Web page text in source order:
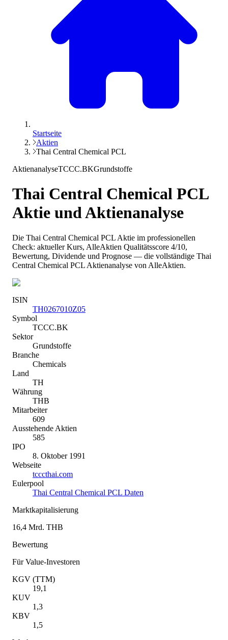
Startseite
Aktien
Thai Central Chemical PCL
AktienanalyseTCCC.BKGrundstoffe
Thai Central Chemical PCL
Aktie und Aktienanalyse
Die Thai Central Chemical PCL Aktie im professionellen
Check: aktueller Kurs, AlleAktien Qualitätsscore 4/10,
Bewertung, Dividende und Prognose — die vollständige Thai
Central Chemical PCL Aktienanalyse von AlleAktien.
ISIN
TH0267010Z05
Symbol
TCCC.BK
Sektor
Grundstoffe
Branche
Chemicals
Land
TH
Währung
THB
Mitarbeiter
609
Ausstehende Aktien
585
IPO
8. Oktober 1991
Webseite
tcccthai.com
Eulerpool
Thai Central Chemical PCL Daten
Marktkapitalisierung
16,4 Mrd. THB
Bewertung
Für Value-Investoren
KGV (TTM)
19,1
KUV
1,3
KBV
1,5